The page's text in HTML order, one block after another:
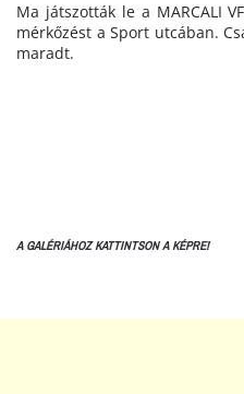
Ma játszották le a MARCALI
mérkőzést a Sport utcában.
maradt.
A GALÉRIÁHOZ KATTINTSON A KÉPRE!